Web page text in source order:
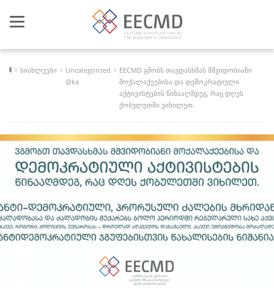
Toggle
სიახლეები
Uncategorized
@ka
EECMD გმობს თავდასხმას მშვიდობიანი
მოქალაქეებისა და დემოკრატიული
აქტივისტების წინააღმდეგ, რაც დღეს
ქობულეთში ვიხილეთ.